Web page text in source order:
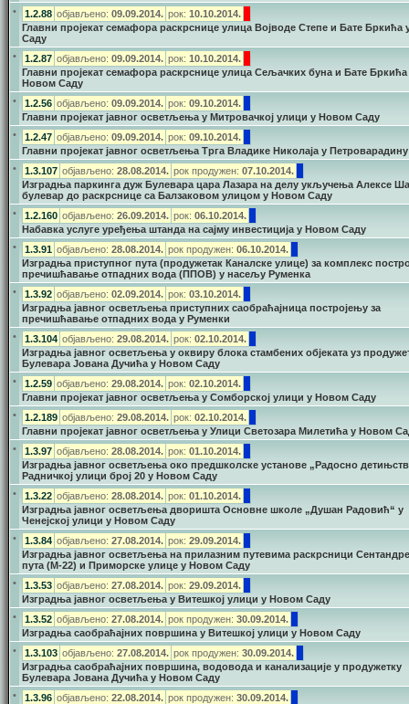
•
1.2.88 објављено: 09.09.2014. рок: 10.10.2014.
Главни пројекат семафора раскрснице улица Војводе Степе и Бате Бркића
Саду
•
1.2.87 објављено: 09.09.2014. рок: 10.10.2014.
Главни пројекат семафора раскрснице улица Сељачких буна и Бате Бркића
Новом Саду
•
1.2.56 објављено: 09.09.2014. рок: 09.10.2014.
Главни пројекат јавног осветљења у Митровачкој улици у Новом Саду
•
1.2.47 објављено: 09.09.2014. рок: 09.10.2014.
Главни пројекат јавног осветљења Трга Владике Николаја у Петроварадину
•
1.3.107 објављено: 28.08.2014. рок продужен: 07.10.2014.
Изградња паркинга дуж Булевара цара Лазара на делу укључења Алексе
булевар до раскрснице са Балзаковом улицом у Новом Саду
•
1.2.160 објављено: 26.09.2014. рок: 06.10.2014.
Набавка услуге уређења штанда на сајму инвестиција у Новом Саду
•
1.3.91 објављено: 28.08.2014. рок продужен: 06.10.2014.
Изградња приступног пута (продужетак Каналске улице) за комплекс
пречишћавање отпадних вода (ППОВ) у насељу Руменка
•
1.3.92 објављено: 02.09.2014. рок: 03.10.2014.
Изградња јавног осветљења приступних саобраћајница постројењу за
пречишћавање отпадних вода у Руменки
•
1.3.104 објављено: 29.08.2014. рок: 02.10.2014.
Изградња јавног осветљења у оквиру блока стамбених објеката уз
Булевара Јована Дучића у Новом Саду
•
1.2.59 објављено: 29.08.2014. рок: 02.10.2014.
Главни пројекат јавног осветљења у Сомборској улици у Новом Саду
•
1.2.189 објављено: 29.08.2014. рок: 02.10.2014.
Главни пројекат јавног осветљења у Улици Светозара Милетића у Новом
•
1.3.97 објављено: 28.08.2014. рок: 01.10.2014.
Изградња јавног осветљења око предшколске установе „Радосно
Радничкој улици број 20 у Новом Саду
•
1.3.22 објављено: 28.08.2014. рок: 01.10.2014.
Изградња јавног осветљења дворишта Основне школе „Душан Радовић“ у
Ченејској улици у Новом Саду
•
1.3.84 објављено: 27.08.2014. рок: 29.09.2014.
Изградња јавног осветљења на прилазним путевима раскрсници
пута (М-22) и Приморске улице у Новом Саду
•
1.3.53 објављено: 27.08.2014. рок: 29.09.2014.
Изградња јавног осветљења у Витешкој улици у Новом Саду
•
1.3.52 објављено: 27.08.2014. рок продужен: 30.09.2014.
Изградња саобраћајних површина у Витешкој улици у Новом Саду
•
1.3.103 објављено: 27.08.2014. рок продужен: 30.09.2014.
Изградња саобраћајних површина, водовода и канализације у продужетку
Булевара Јована Дучића у Новом Саду
•
1.3.96 објављено: 22.08.2014. рок продужен: 30.09.2014.